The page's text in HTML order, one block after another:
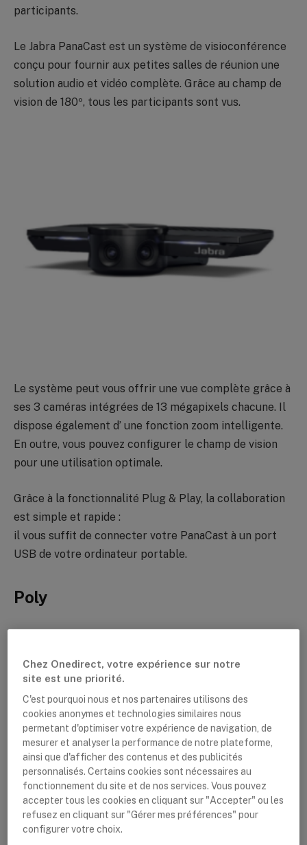
participants.
Le Jabra PanaCast est un système de visioconférence
conçu pour fournir aux petites salles de réunion une
solution audio et vidéo complète. Grâce au champ de
vision de 180º, tous les participants sont vus.
Le système peut vous offrir une vue complète grâce à
ses 3 caméras intégrées de 13 mégapixels chacune. Il
dispose également d’ une fonction zoom intelligente.
En outre, vous pouvez configurer le champ de vision
pour une utilisation optimale.
Grâce à la fonctionnalité Plug & Play, la collaboration
est simple et rapide :
il vous suffit de connecter votre PanaCast à un port
USB de votre ordinateur portable.
Poly
Idéal pour les salles de réunion de taille moyenne.
Jusqu’à 8 participants.
La Poly Studio X50 est une barre de vidéoconférence
destinée aux salles de réunion moyennes pour des
réunions comptant jusqu’à 8 participants. Cette
solution de vidéoconférence au design élégant dispose
tous les éléments nécessaires afin d’organiser des
réunions à distance d’une grande qualité, comme si
vous y étiez. Vous pouvez également partager des
Chez Onedirect, votre expérience sur notre
site est une priorité.
C'est pourquoi nous et nos partenaires utilisons des
cookies anonymes et technologies similaires nous
permetant d'optimiser votre expérience de navigation, de
mesurer et analyser la performance de notre plateforme,
ainsi que d'afficher des contenus et des publicités
personnalisés. Certains cookies sont nécessaires au
fonctionnement du site et de nos services. Vous pouvez
accepter tous les cookies en cliquant sur "Accepter" ou les
refusez en cliquant sur "Gérer mes préférences" pour
configurer votre choix.